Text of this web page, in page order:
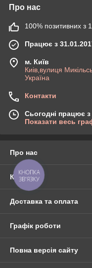
Про нас
100% позитивних з
Працює з
м. Київ
Киів,вулиця
Україна
Контакти
Сьогодні працює
Показати весь
Про нас
Контакти
Доставка та оплата
Графік роботи
Повна версія сайту
КНОПКА
ЗВ'ЯЗКУ